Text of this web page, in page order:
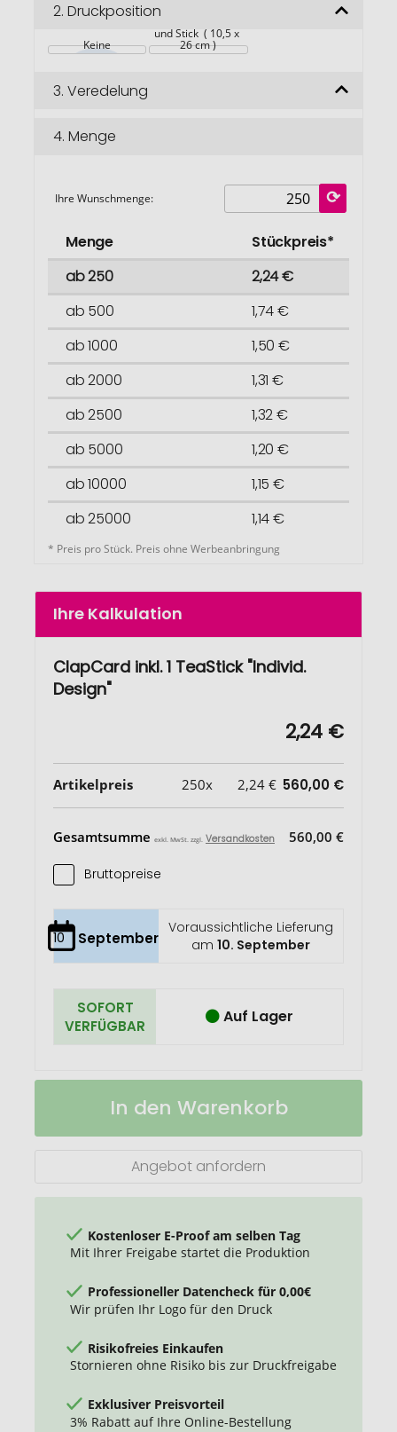
2. Druckposition
Keine
und Stick  ( 10,5 x
26 cm )
3. Veredelung
4. Menge
Ihre Wunschmenge:
Menge
Stückpreis*
ab 250
2,24 €
ab 500
1,74 €
ab 1000
1,50 €
ab 2000
1,31 €
ab 2500
1,32 €
ab 5000
1,20 €
ab 10000
1,15 €
ab 25000
1,14 €
* Preis pro Stück. Preis ohne Werbeanbringung
Ihre Kalkulation
ClapCard inkl. 1 TeaStick "Individ.
Design"
2,24 €
Artikelpreis 250x 2,24 € 560,00 €
Gesamtsumme exkl. MwSt. zzgl. Versandkosten 560,00 €
Bruttopreise
10 September
Voraussichtliche Lieferung
am 10. September
SOFORT
VERFÜGBAR
Auf Lager
ClapCard
TeaStick
Auf
In den Warenkorb
Angebot anfordern
Kostenloser E-Proof am selben Tag
Mit Ihrer Freigabe startet die Produktion
Professioneller Datencheck für 0,00€
Wir prüfen Ihr Logo für den Druck
Risikofreies Einkaufen
Stornieren ohne Risiko bis zur Druckfreigabe
Exklusiver Preisvorteil
3% Rabatt auf Ihre Online-Bestellung